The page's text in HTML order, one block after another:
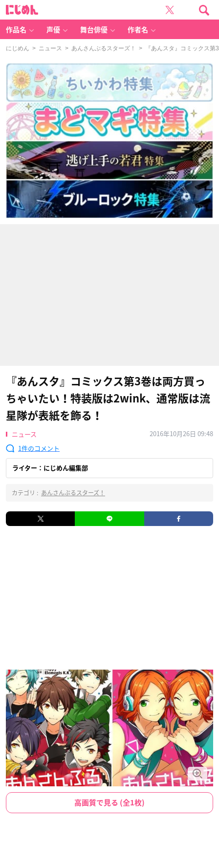
作品名 声優 舞台俳優 作者名
にじめん > ニュース > あんさんぶるスターズ！ > 『あんスタ』コミックス第
『あんスタ』コミックス第3巻は両方買っ
ちゃいたい！特装版は2wink、通常版は流
星隊が表紙を飾る！
ニュース
2016年10月26日 09:48
1
ライター：にじめん編集部
カテゴリ : あんさんぶるスターズ！
高画質で見る (全1枚)